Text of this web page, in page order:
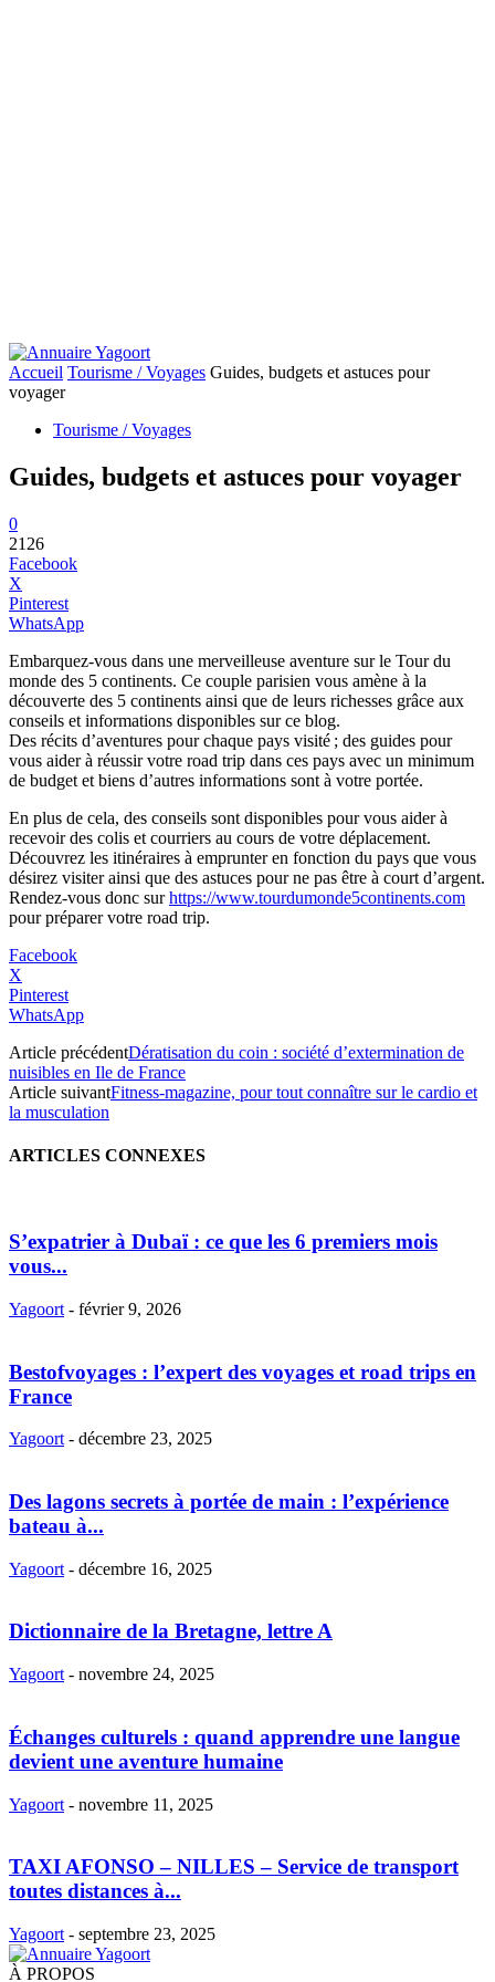
Accueil Tourisme / Voyages Guides, budgets et astuces pour
voyager
Tourisme / Voyages
Guides, budgets et astuces pour voyager
0
2126
Facebook
X
Pinterest
WhatsApp
Embarquez-vous dans une merveilleuse aventure sur le Tour du
monde des 5 continents. Ce couple parisien vous amène à la
découverte des 5 continents ainsi que de leurs richesses grâce aux
conseils et informations disponibles sur ce blog.
Des récits d’aventures pour chaque pays visité ; des guides pour
vous aider à réussir votre road trip dans ces pays avec un minimum
de budget et biens d’autres informations sont à votre portée.
En plus de cela, des conseils sont disponibles pour vous aider à
recevoir des colis et courriers au cours de votre déplacement.
Découvrez les itinéraires à emprunter en fonction du pays que vous
désirez visiter ainsi que des astuces pour ne pas être à court d’argent.
Rendez-vous donc surhttps://www.tourdumonde5continents.com
pour préparer votre road trip.
Facebook
X
Pinterest
WhatsApp
Article précédentDératisation du coin : société d’extermination de
nuisibles en Ile de France
Article suivantFitness-magazine, pour tout connaître sur le cardio et
la musculation
ARTICLES CONNEXES
S’expatrier à Dubaï : ce que les 6 premiers mois
vous...
Yagoort - février 9, 2026
Bestofvoyages : l’expert des voyages et road trips en
France
Yagoort - décembre 23, 2025
Des lagons secrets à portée de main : l’expérience
bateau à...
Yagoort - décembre 16, 2025
Dictionnaire de la Bretagne, lettre A
Yagoort - novembre 24, 2025
Échanges culturels : quand apprendre une langue
devient une aventure humaine
Yagoort - novembre 11, 2025
TAXI AFONSO – NILLES – Service de transport
toutes distances à...
Yagoort - septembre 23, 2025
À PROPOS